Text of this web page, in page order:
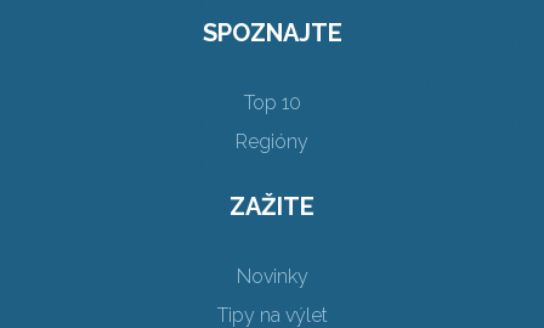
SPOZNAJTE
Top 10
Regióny
ZAŽITE
Novinky
Tipy na výlet